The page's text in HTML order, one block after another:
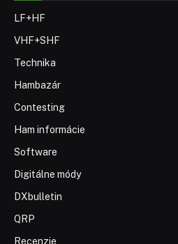
LF+HF
VHF+SHF
Technika
Hambazár
Contesting
Ham informácie
Software
Digitálne módy
DXbulletin
QRP
Recenzie